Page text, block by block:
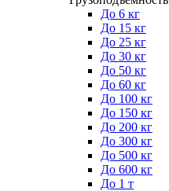
До 6 кг
До 15 кг
До 25 кг
До 30 кг
До 50 кг
До 60 кг
До 100 кг
До 150 кг
До 200 кг
До 300 кг
До 500 кг
До 600 кг
До 1 т